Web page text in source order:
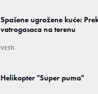
Spašene ugrožene kuće:
vatrogasaca na terenu
VESTI
Helikopter "Super puma"